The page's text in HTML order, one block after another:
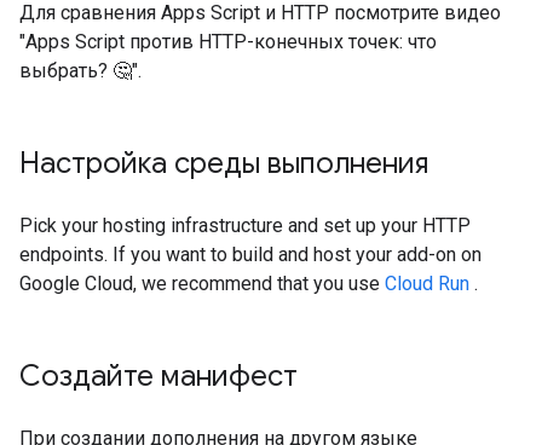
Для сравнения Apps Script и HTTP посмотрите видео
"Apps Script против HTTP-конечных точек: что
выбрать? 🤔".
Настройка среды выполнения
Pick your hosting infrastructure and set up your HTTP
endpoints. If you want to build and host your add-on on
Google Cloud, we recommend that you use Cloud Run .
Создайте манифест
При создании дополнения на другом языке